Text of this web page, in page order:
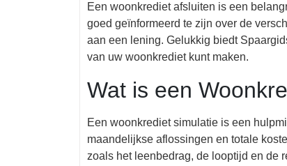
Een woonkrediet afsluiten is een
goed geïnformeerd te zijn over de
aan een lening. Gelukkig biedt
van uw woonkrediet kunt maken.
Wat is een
Een woonkrediet simulatie is een
maandelijkse aflossingen en totale
zoals het leenbedrag, de looptijd en de